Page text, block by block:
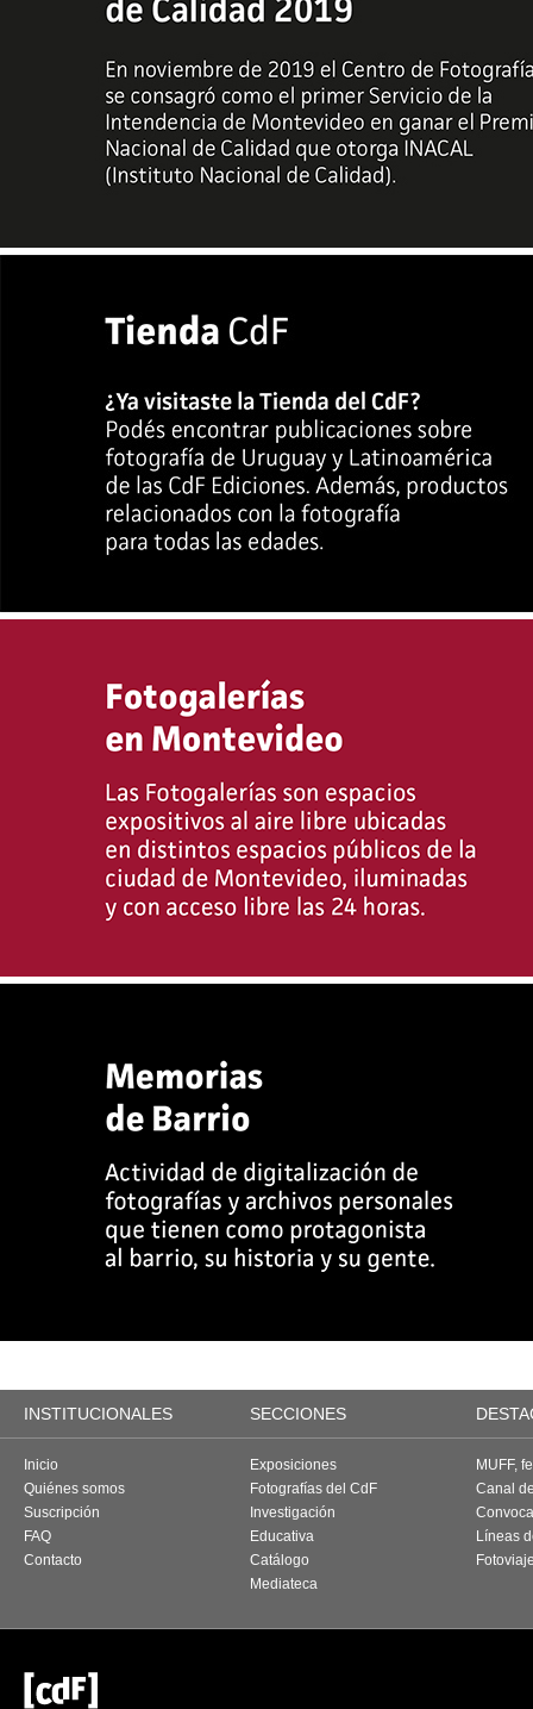
INSTITUCIONALES SECCIONES
Inicio
Quiénes somos
Suscripción
FAQ
Contacto
Exposiciones
Fotografías del CdF
Investigación
Educativa
Catálogo
Mediateca
MUFF,
Canal
Líneas